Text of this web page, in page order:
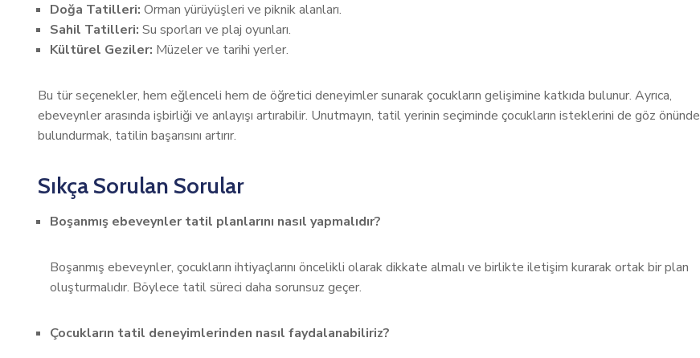
Doğa Tatilleri: Orman yürüyüşleri ve piknik alanları.
Sahil Tatilleri: Su sporları ve plaj oyunları.
Kültürel Geziler: Müzeler ve tarihi yerler.
Bu tür seçenekler, hem eğlenceli hem de öğretici deneyimler sunarak çocukların gelişimine katkıda bulunur. Ayrıca,
ebeveynler arasında işbirliği ve anlayışı artırabilir. Unutmayın, tatil yerinin seçiminde çocukların isteklerini de göz önünde
bulundurmak, tatilin başarısını artırır.
Sıkça Sorulan Sorular
Boşanmış ebeveynler tatil planlarını nasıl yapmalıdır?
Boşanmış ebeveynler, çocukların ihtiyaçlarını öncelikli olarak dikkate almalı ve birlikte iletişim kurarak ortak bir plan
oluşturmalıdır. Böylece tatil süreci daha sorunsuz geçer.
Çocukların tatil deneyimlerinden nasıl faydalanabiliriz?